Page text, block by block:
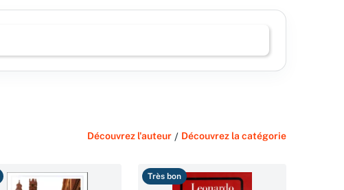
Découvrez l'auteur / Découvrez la catégorie
Très bon